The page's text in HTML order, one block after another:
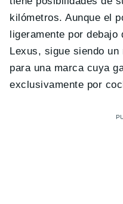
kilómetros. Aunque el
ligeramente por debajo
Lexus, sigue siendo
para una marca cuya
exclusivamente por